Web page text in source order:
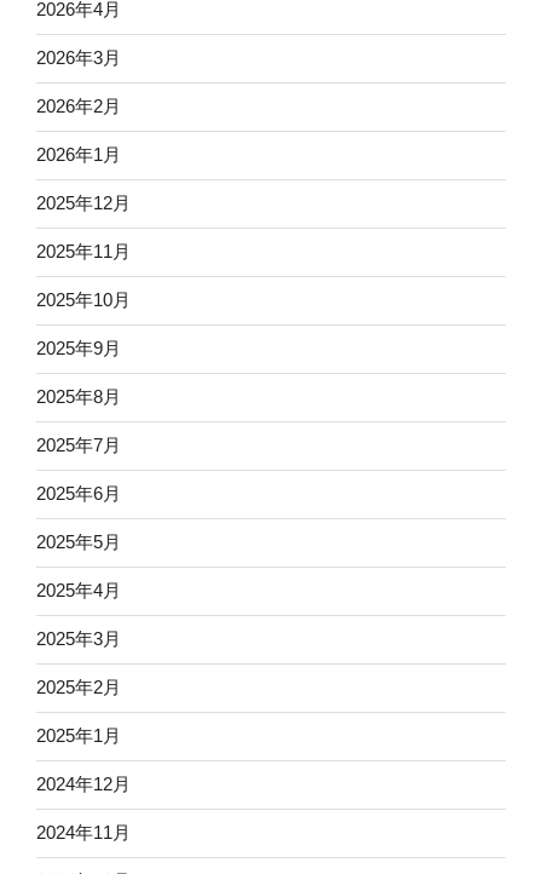
2026年4月
2026年3月
2026年2月
2026年1月
2025年12月
2025年11月
2025年10月
2025年9月
2025年8月
2025年7月
2025年6月
2025年5月
2025年4月
2025年3月
2025年2月
2025年1月
2024年12月
2024年11月